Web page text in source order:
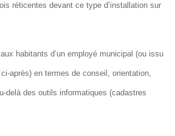
réticentes devant ce type d’installation sur
habitants d’un employé municipal (ou issu
ci-après) en termes de conseil, orientation,
delà des outils informatiques (cadastres